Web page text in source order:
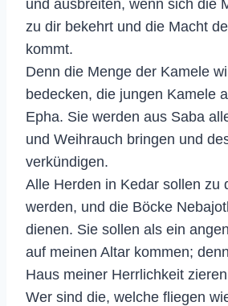
und ausbreiten, wenn sich die
zu dir bekehrt und die Macht
kommt.
Denn die Menge der Kamele
bedecken, die jungen Kamele
Epha. Sie werden aus Saba
und Weihrauch bringen und
verkündigen.
Alle Herden in Kedar sollen zu
werden, und die Böcke
dienen. Sie sollen als ein
auf meinen Altar kommen;
Haus meiner Herrlichkeit
Wer sind die, welche fliegen